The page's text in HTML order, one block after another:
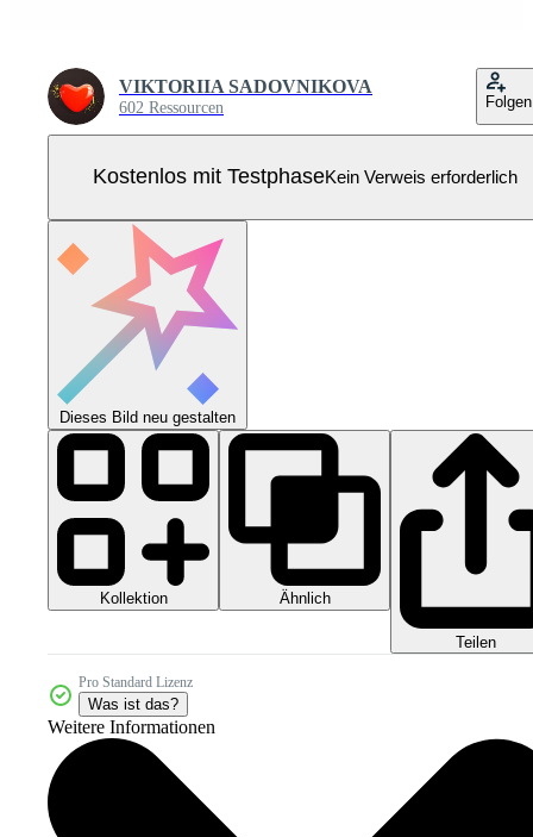
VIKTORIIA SADOVNIKOVA
602 Ressourcen Folgen
Kostenlos mit TestphaseKein Verweis erforderlich
Dieses Bild neu gestalten
Kollektion Ähnlich
Teilen
Pro Standard Lizenz
Was ist das?
Weitere Informationen